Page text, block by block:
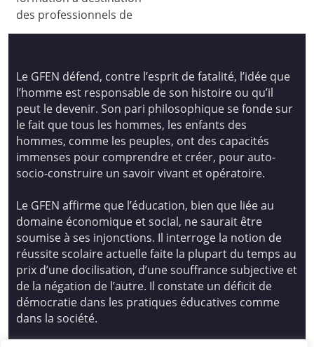
des professionnels de
Le GFEN défend, contre l’esprit de fatalité, l’idée que
l’homme est responsable de son histoire ou qu’il
peut le devenir. Son pari philosophique se fonde sur
le fait que tous les hommes, les enfants des
hommes, comme les peuples, ont des capacités
immenses pour comprendre et créer, pour auto-
socio-construire un savoir vivant et opératoire.
Le GFEN affirme que l’éducation, bien que liée au
domaine économique et social, ne saurait être
soumise à ses injonctions. Il interroge la notion de
réussite scolaire actuelle faite la plupart du temps au
prix d’une docilisation, d’une souffrance subjective et
de la négation de l’autre. Il constate un déficit de
démocratie dans les pratiques éducatives comme
dans la société.